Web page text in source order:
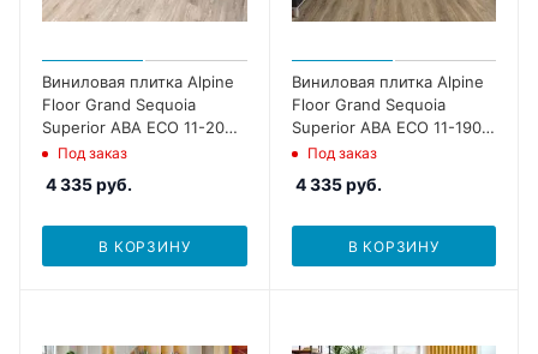
Виниловая плитка Alpine
Floor Grand Sequoia
Superior ABA ECO 11-203
Атланта
Под заказ
4 335руб.
В КОРЗИНУ
Виниловая плитка Alpine
Floor Grand Sequoia
Superior ABA ECO 11-1903
Вайпуа
Под заказ
4 335руб.
В КОРЗИНУ